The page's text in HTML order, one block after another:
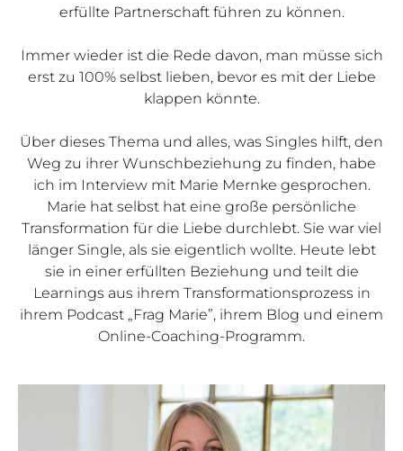
erfüllte Partnerschaft führen zu können.
Immer wieder ist die Rede davon, man müsse sich
erst zu 100% selbst lieben, bevor es mit der Liebe
klappen könnte.
Über dieses Thema und alles, was Singles hilft, den
Weg zu ihrer Wunschbeziehung zu finden, habe
ich im Interview mit Marie Mernke gesprochen.
Marie hat selbst hat eine große persönliche
Transformation für die Liebe durchlebt. Sie war viel
länger Single, als sie eigentlich wollte. Heute lebt
sie in einer erfüllten Beziehung und teilt die
Learnings aus ihrem Transformationsprozess in
ihrem Podcast „Frag Marie”, ihrem Blog und einem
Online-Coaching-Programm.